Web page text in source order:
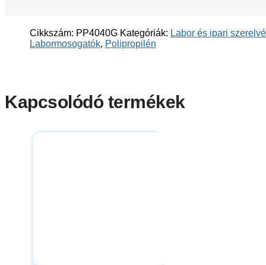
Cikkszám: PP4040G Kategóriák: Labor és ipari
Labormosogatók, Polipropilén
Kapcsolódó termékek